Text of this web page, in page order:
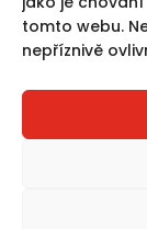
tomto webu.
nepříznivě